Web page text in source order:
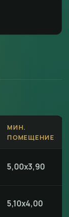
МИН.
ПОМЕЩЕНИЕ
5,00x3,90
5,10x4,00